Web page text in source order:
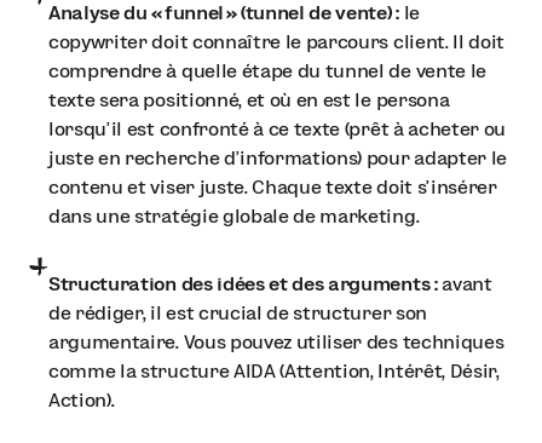
Analyse du « funnel » (tunnel de vente) :le
copywriter doit connaître le parcours client. Il doit
comprendre à quelle étape du tunnel de vente le
texte sera positionné, et où en est le persona
lorsqu’il est confronté à ce texte (prêt à acheter ou
juste en recherche d’informations) pour adapter le
contenu et viser juste. Chaque texte doit s’insérer
dans une stratégie globale de marketing.
Structuration des idées et des arguments :avant
de rédiger, il est crucial de structurer son
argumentaire. Vous pouvez utiliser des techniques
comme la structure AIDA (Attention, Intérêt, Désir,
Action).